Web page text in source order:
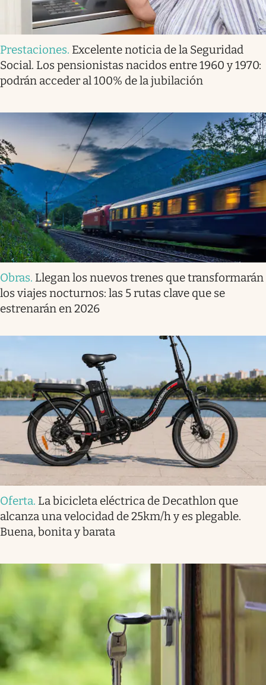
Prestaciones. Excelente noticia de la Seguridad
Social. Los pensionistas nacidos entre 1960 y 1970:
podrán acceder al 100% de la jubilación
Obras. Llegan los nuevos trenes que transformarán
los viajes nocturnos: las 5 rutas clave que se
estrenarán en 2026
Oferta. La bicicleta eléctrica de Decathlon que
alcanza una velocidad de 25km/h y es plegable.
Buena, bonita y barata